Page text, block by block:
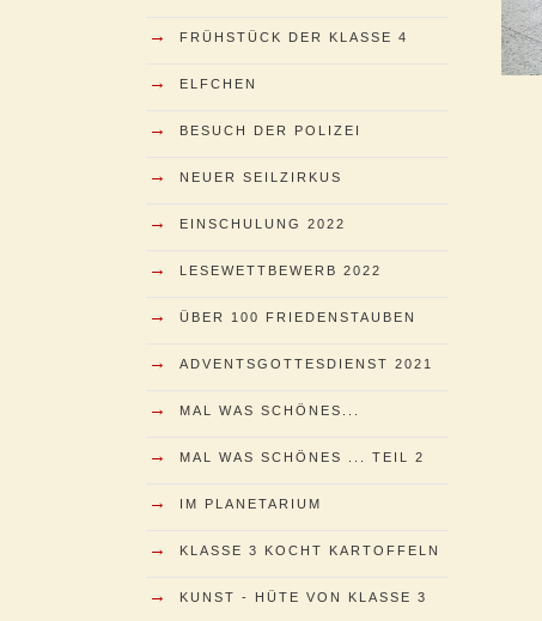
→ FRÜHSTÜCK DER KLASSE 4
→ ELFCHEN
→ BESUCH DER POLIZEI
→ NEUER SEILZIRKUS
→ EINSCHULUNG 2022
→ LESEWETTBEWERB 2022
→ ÜBER 100 FRIEDENSTAUBEN
→ ADVENTSGOTTESDIENST 2021
→ MAL WAS SCHÖNES...
→ MAL WAS SCHÖNES ... TEIL 2
→ IM PLANETARIUM
→ KLASSE 3 KOCHT KARTOFFELN
→ KUNST - HÜTE VON KLASSE 3